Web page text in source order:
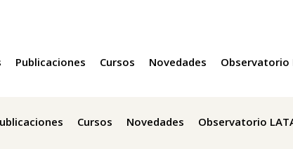
Cursos Novedades Observatorio
Publicaciones Cursos Novedades Observatorio